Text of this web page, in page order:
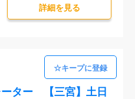
詳細を⾒る
ター 【三宮】土日